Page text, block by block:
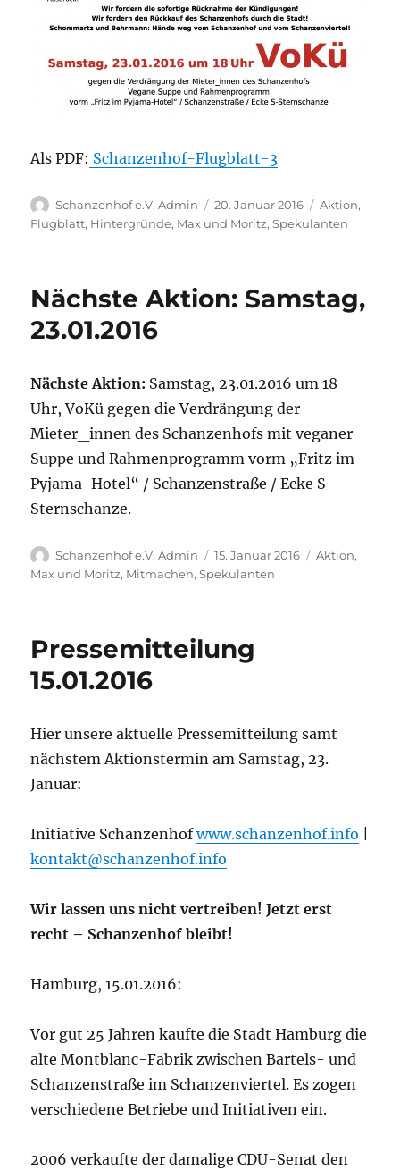
Als PDF: Schanzenhof-Flugblatt-3
Autor
Schanzenhof e.V. Admin
Veröffentlicht
am
20. Januar 2016 Kategorien
Aktion,
Flugblatt, Hintergründe, Max und Moritz,Spekulanten
Nächste Aktion: Samstag,
23.01.2016
Nächste Aktion: Samstag, 23.01.2016 um 18
Uhr, VoKü gegen die Verdrängung der
Mieter_innen des Schanzenhofs mit veganer
Suppe und Rahmenprogramm vorm „Fritz im
Pyjama-Hotel“ / Schanzenstraße / Ecke S-
Sternschanze.
Autor
Schanzenhof e.V. Admin
Veröffentlicht
am
15. Januar 2016 Kategorien
Aktion,
Max und Moritz, Mitmachen,Spekulanten
Pressemitteilung
15.01.2016
Hier unsere aktuelle Pressemitteilung samt
nächstem Aktionstermin am Samstag, 23.
Januar:
Initiative Schanzenhofwww.schanzenhof.info
kontakt@schanzenhof.info
Wir lassen uns nicht vertreiben! Jetzt erst
recht – Schanzenhof bleibt!
Hamburg, 15.01.2016:
Vor gut 25 Jahren kaufte die Stadt Hamburg die
alte Montblanc-Fabrik zwischen Bartels- und
Schanzenstraße im Schanzenviertel. Es zogen
verschiedene Betriebe und Initiativen ein.
2006 verkaufte der damalige CDU-Senat den